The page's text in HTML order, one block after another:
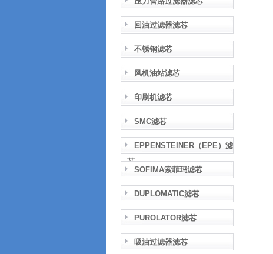
回油过滤器滤芯
不锈钢滤芯
风机油站滤芯
印刷机滤芯
SMC滤芯
EPPENSTEINER（EPE）滤
芯
SOFIMA索菲玛滤芯
DUPLOMATIC滤芯
PUROLATOR滤芯
吸油过滤器滤芯